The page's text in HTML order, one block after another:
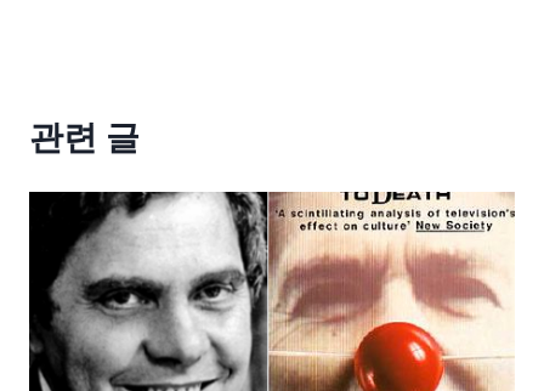
관련 글